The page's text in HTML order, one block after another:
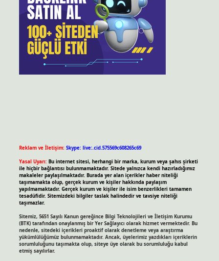
Reklam ve İletişim: Skype: live:.cid.575569c608265c69
Yasal Uyarı: Bu internet sitesi, herhangi bir marka, kurum veya şahıs şirketi
ile hiçbir bağlantısı bulunmamaktadır. Sitede yalnızca kendi hazırladığımız
makaleler paylaşılmaktadır. Burada yer alan içerikler haber niteliği
taşımamakta olup, gerçek kurum ve kişiler hakkında paylaşım
yapılmamaktadır. Gerçek kurum ve kişiler ile isim benzerlikleri tamamen
tesadüfidir. Sitemizdeki bilgiler taslak halindedir ve tavsiye niteliği
taşımazlar.
Sitemiz, 5651 Sayılı Kanun gereğince Bilgi Teknolojileri ve İletişim Kurumu
(BTK) tarafından onaylanmış bir Yer Sağlayıcı olarak hizmet vermektedir. Bu
nedenle, sitedeki içerikleri proaktif olarak denetleme veya araştırma
yükümlülüğümüz bulunmamaktadır. Ancak, üyelerimiz yazdıkları içeriklerin
sorumluluğunu taşımakta olup, siteye üye olarak bu sorumluluğu kabul
etmiş sayılırlar.